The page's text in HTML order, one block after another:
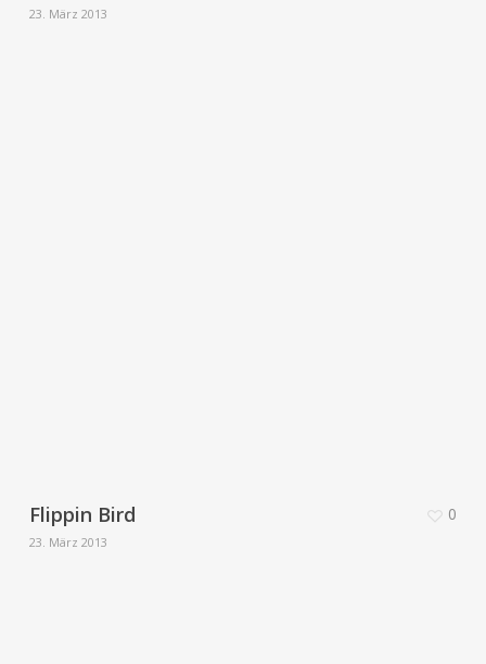
23. März 2013
Flippin Bird
23. März 2013
0